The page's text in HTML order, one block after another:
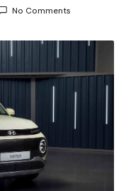
No Comments